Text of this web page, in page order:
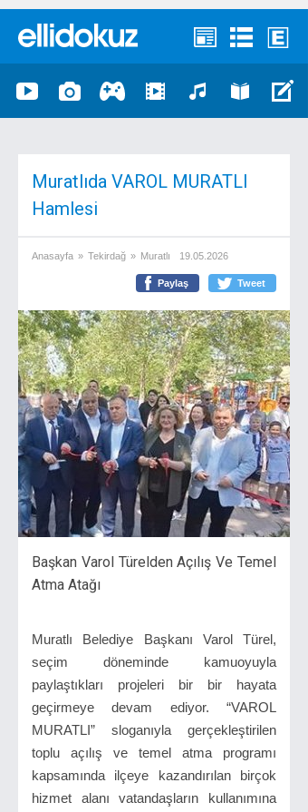
Muratlıda VAROL MURATLI
Hamlesi
Anasayfa » Tekirdağ » Muratlı 19.05.2026
Paylaş Tweet
Başkan Varol Türelden Açılış Ve Temel
Atma Atağı
Muratlı Belediye Başkanı Varol Türel,
seçim döneminde kamuoyuyla
paylaştıkları projeleri bir bir hayata
geçirmeye devam ediyor. “VAROL
MURATLI” sloganıyla gerçekleştirilen
toplu açılış ve temel atma programı
kapsamında ilçeye kazandırılan birçok
hizmet alanı vatandaşların kullanımına